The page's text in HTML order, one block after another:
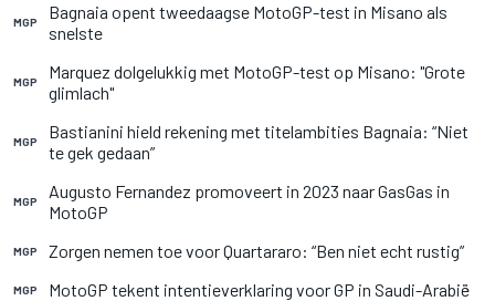
MGP
Bagnaia opent tweedaagse MotoGP-test in Misano als
snelste
MGP
Marquez dolgelukkig met MotoGP-test op Misano: "Grote
glimlach"
MGP
Bastianini hield rekening met titelambities Bagnaia: “Niet
te gek gedaan”
MGP
Augusto Fernandez promoveert in 2023 naar GasGas in
MotoGP
MGP Zorgen nemen toe voor Quartararo: “Ben niet echt rustig”
MGP MotoGP tekent intentieverklaring voor GP in Saudi-Arabië